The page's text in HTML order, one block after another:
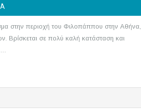
στην περιοχή του Φιλοπάππου στην Αθήνα,
Βρίσκεται σε πολύ καλή κατάσταση και